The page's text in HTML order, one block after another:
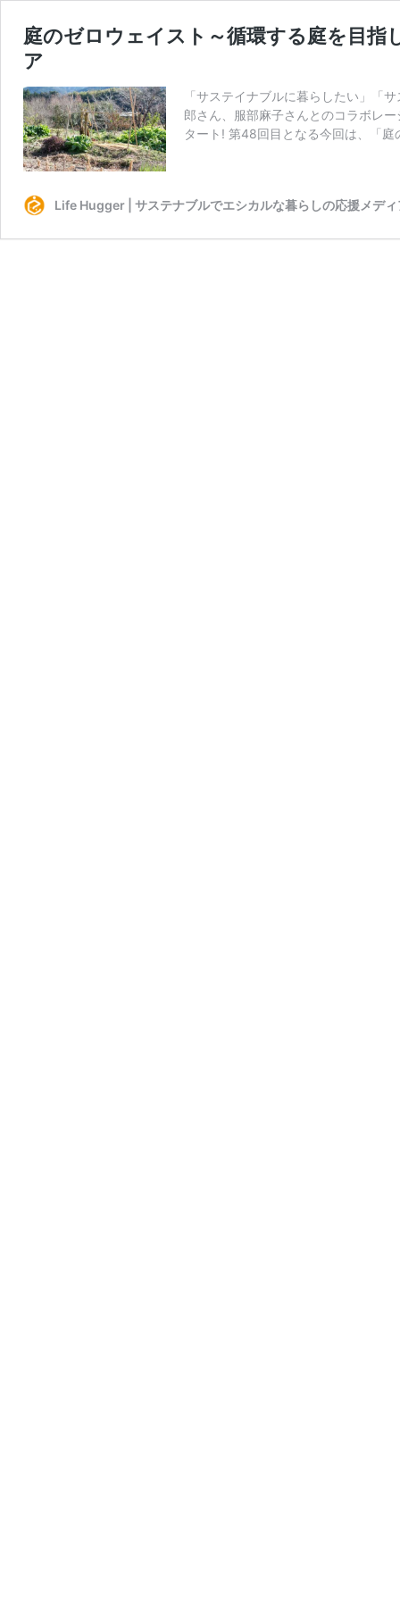
庭のゼロウェイスト～循環する庭を目指
ア
「サステイナブルに暮らしたい」「
郎さん、服部麻子さんとのコラボレ
タート! 第48回目となる今回は、「
Life Hugger | サステナブルでエシカルな暮らしの応援メディ